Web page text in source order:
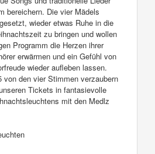
bereichern. Die vier Mädels
wieder etwas Ruhe in die
zu bringen und wollen
Programm die Herzen ihrer
erwärmen und ein Gefühl von
wieder aufleben lassen.
von den vier Stimmen verzaubern
Tickets in fantasievolle
mit den Medlz